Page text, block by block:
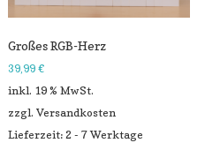
Großes RGB-Herz
39,99 €
inkl. 19 % MwSt.
zzgl. Versandkosten
Lieferzeit: 2 - 7 Werktage